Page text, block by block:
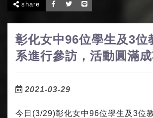
share
彰化女中96位學生及3位
系進行參訪，活動圓滿成
2021-03-29
今日 (3/29)彰化女中96位學生及 3位